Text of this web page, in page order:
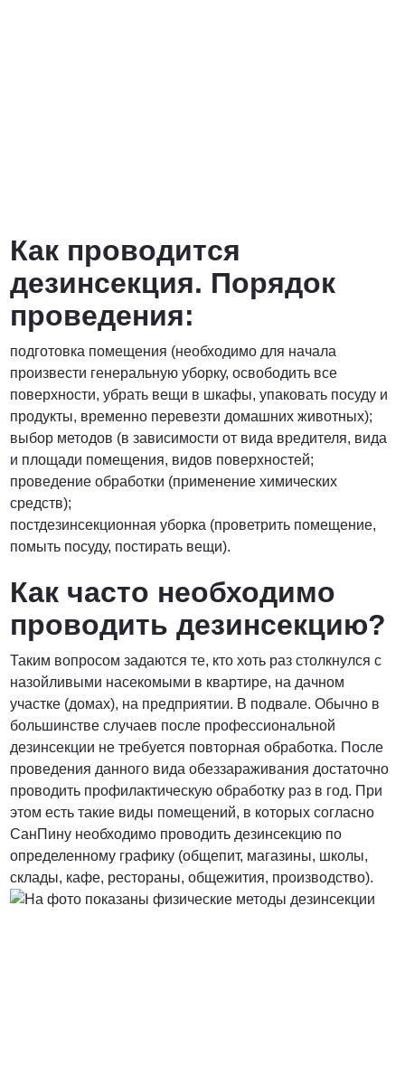
Как проводится
дезинсекция. Порядок
проведения:
подготовка помещения (необходимо для начала
произвести генеральную уборку, освободить все
поверхности, убрать вещи в шкафы, упаковать посуду и
продукты, временно перевезти домашних животных);
выбор методов (в зависимости от вида вредителя, вида
и площади помещения, видов поверхностей;
проведение обработки (применение химических
средств);
постдезинсекционная уборка (проветрить помещение,
помыть посуду, постирать вещи).
Как часто необходимо
проводить дезинсекцию?
Таким вопросом задаются те, кто хоть раз столкнулся с
назойливыми насекомыми в квартире, на дачном
участке (домах), на предприятии. В подвале. Обычно в
большинстве случаев после профессиональной
дезинсекции не требуется повторная обработка. После
проведения данного вида обеззараживания достаточно
проводить профилактическую обработку раз в год. При
этом есть такие виды помещений, в которых согласно
СанПину необходимо проводить дезинсекцию по
определенному графику (общепит, магазины, школы,
склады, кафе, рестораны, общежития, производство).